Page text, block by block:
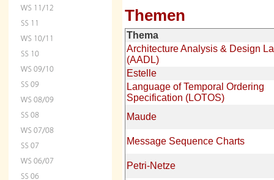
Themen
Thema
Architecture Analysis & Design
(AADL)
Estelle
Language of Temporal Ordering
Specification (LOTOS)
Maude
Message Sequence Charts
Petri-Netze